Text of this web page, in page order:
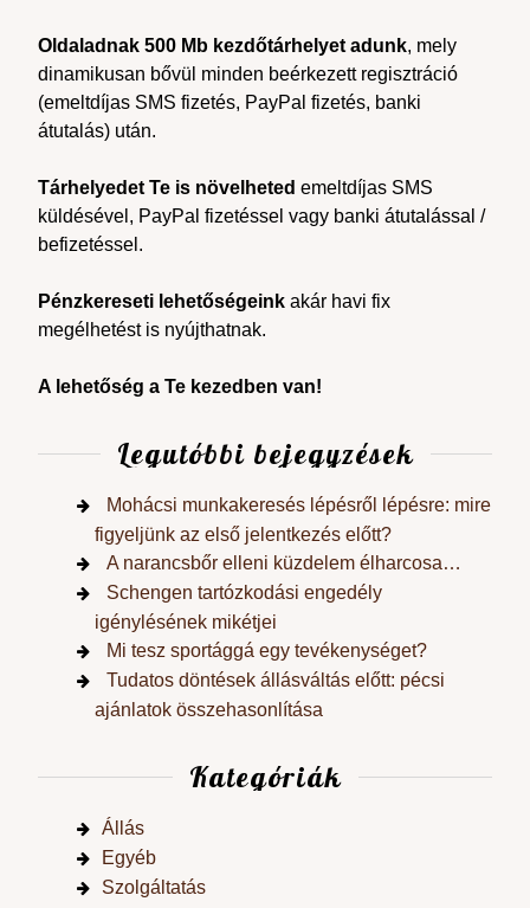
Oldaladnak 500 Mb kezdőtárhelyet adunk, mely
dinamikusan bővül minden beérkezett regisztráció
(emeltdíjas SMS fizetés, PayPal fizetés, banki
átutalás) után.
Tárhelyedet Te is növelheted emeltdíjas SMS
küldésével, PayPal fizetéssel vagy banki átutalással /
befizetéssel.
Pénzkereseti lehetőségeink akár havi fix
megélhetést is nyújthatnak.
A lehetőség a Te kezedben van!
Legutóbbi bejegyzések
Mohácsi munkakeresés lépésről lépésre: mire
figyeljünk az első jelentkezés előtt?
A narancsbőr elleni küzdelem élharcosa…
Schengen tartózkodási engedély
igénylésének mikétjei
Mi tesz sportággá egy tevékenységet?
Tudatos döntések állásváltás előtt: pécsi
ajánlatok összehasonlítása
Kategóriák
Állás
Egyéb
Szolgáltatás